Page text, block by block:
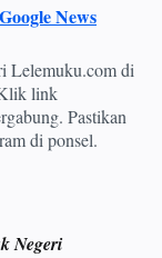
News
Lelemuku.com di
link
Pastikan
di ponsel.
Negeri